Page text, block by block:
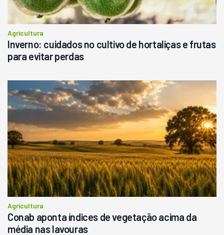
Agricultura
Inverno: cuidados no cultivo de hortaliças e frutas
para evitar perdas
Agricultura
Conab aponta índices de vegetação acima da
média nas lavouras